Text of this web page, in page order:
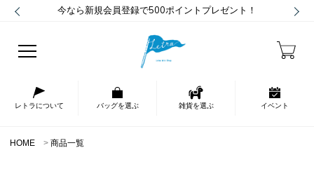
今なら新規会員登録で500ポイントプレゼント！
レトラについて バッグを選ぶ 雑貨を選ぶ イベント
HOME 商品一覧